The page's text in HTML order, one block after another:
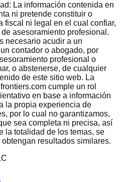
La información contenida en
ni pretende constituir o
fiscal ni legal en el cual confiar,
asesoramiento profesional.
necesario acudir a un
contador o abogado, por
profesional o
o abstenerse, de cualquier
de este sitio web. La
cumple un rol
en base a información
la propia experiencia de
por lo cual no garantizamos,
sea completa ni precisa, así
la totalidad de los temas, se
resultados similares.